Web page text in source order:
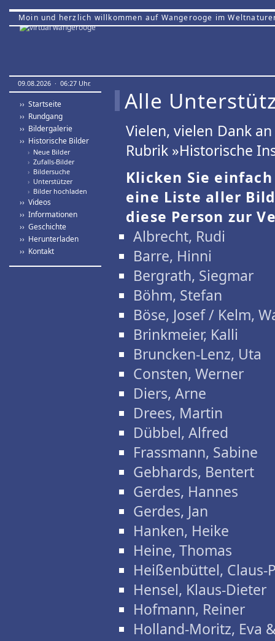
Moin und herzlich willkommen auf Wangerooge im
09.08.2026 · 06:27 Uhr.
›› Startseite
›› Rundgang
›› Bildergalerie
›› Historische Bilder
› Neue Bilder
› Zufalls-Bilder
› Bildersuche
› Unterstützer
› Bilder hochladen
›› Videos
›› Informationen
›› Geschichte
›› Herunterladen
›› Kontakt
Alle
Vielen, vielen Dank
Rubrik »Historische
Klicken Sie
eine Liste aller
diese Person zur
Albrecht, Rudi
Barre, Hinni
Bergrath, Siegmar
Böhm, Stefan
Böse, Josef / Kelm,
Brinkmeier, Kalli
Bruncken-Lenz, Uta
Consten, Werner
Diers, Arne
Drees, Martin
Dübbel, Alfred
Frassmann, Sabine
Gebhards, Bentert
Gerdes, Hannes
Gerdes, Jan
Hanken, Heike
Heine, Thomas
Heißenbüttel, Claus-
Hensel, Klaus-Dieter
Hofmann, Reiner
Holland-Moritz, Eva